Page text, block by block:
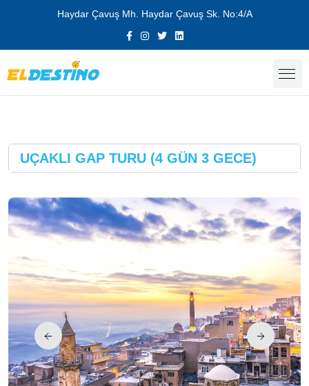
Haydar Çavuş Mh. Haydar Çavuş Sk. No:4/A
UÇAKLI GAP TURU (4 GÜN 3 GECE)